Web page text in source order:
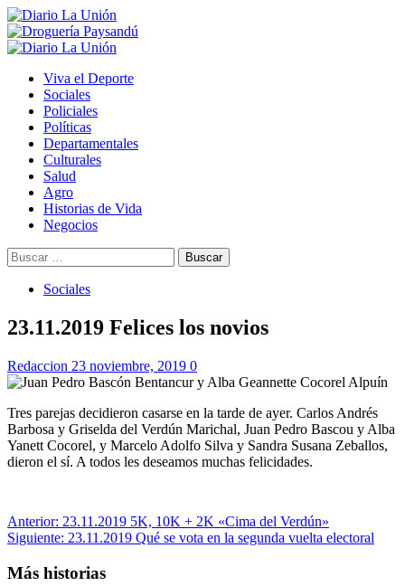
Saltar
al
contenido
Menú
Viva el Deporte
Sociales
Policiales
Políticas
Departamentales
Culturales
Salud
Agro
Historias de Vida
Negocios
Buscar:
Sociales
23.11.2019 Felices los novios
Redaccion 23 noviembre, 2019 0
Tres parejas decidieron casarse en la tarde de ayer. Carlos Andrés
Barbosa y Griselda del Verdún Marichal, Juan Pedro Bascou y Alba
Yanett Cocorel, y Marcelo Adolfo Silva y Sandra Susana Zeballos,
dieron el sí. A todos les deseamos muchas felicidades.
Navegación
de
entradas
Anterior: 23.11.2019 5K, 10K + 2K «Cima del Verdún»
Siguiente: 23.11.2019 Qué se vota en la segunda vuelta electoral
Más historias